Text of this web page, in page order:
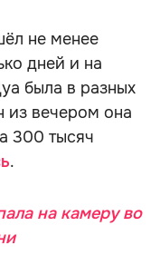
не менее
дней и на
была в разных
из вечером она
300 тысяч
.
на камеру во